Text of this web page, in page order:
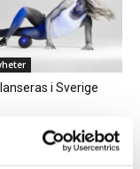
i Sverige